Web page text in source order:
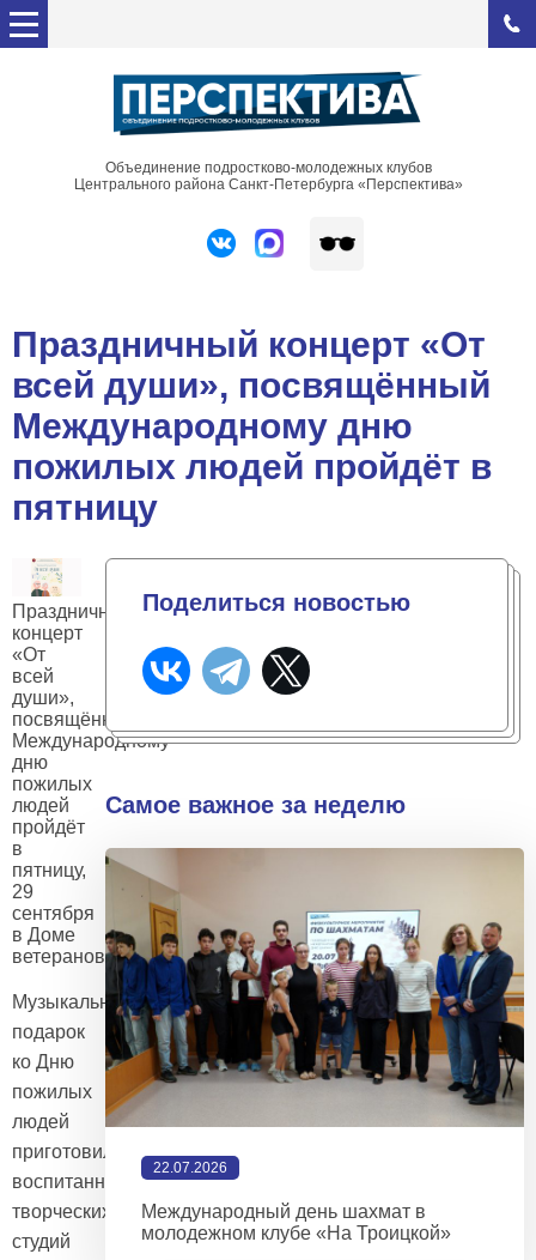
Объединение подростково-молодежных клубов
Центрального района Санкт-Петербурга «Перспектива»
Праздничный концерт «От
всей души», посвящённый
Международному дню
пожилых людей пройдёт в
пятницу
Праздничный
концерт
«От
всей
души»,
посвящённый
Международному
дню
пожилых
людей
пройдёт
в
пятницу,
29
сентября
в Доме
ветеранов
Музыкальный
подарок
ко Дню
пожилых
людей
приготовили
воспитанники
творческих
студий
Поделиться новостью
Самое важное за неделю
22.07.2026
Международный день шахмат в
молодежном клубе «На Троицкой»